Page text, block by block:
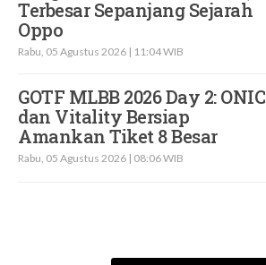
Terbesar Sepanjang Sejarah
Oppo
Rabu, 05 Agustus 2026 | 11:04 WIB
GOTF MLBB 2026 Day 2: ONIC
dan Vitality Bersiap
Amankan Tiket 8 Besar
Rabu, 05 Agustus 2026 | 08:06 WIB